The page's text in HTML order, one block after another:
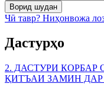
Чӣ тавр? Ниҳонвожа
Дастурҳо
2. ДАСТУРИ
ҚИТЪАИ ЗАМИН